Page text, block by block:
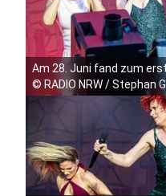
Am 28. Juni fand zum
© RADIO NRW / Stephan